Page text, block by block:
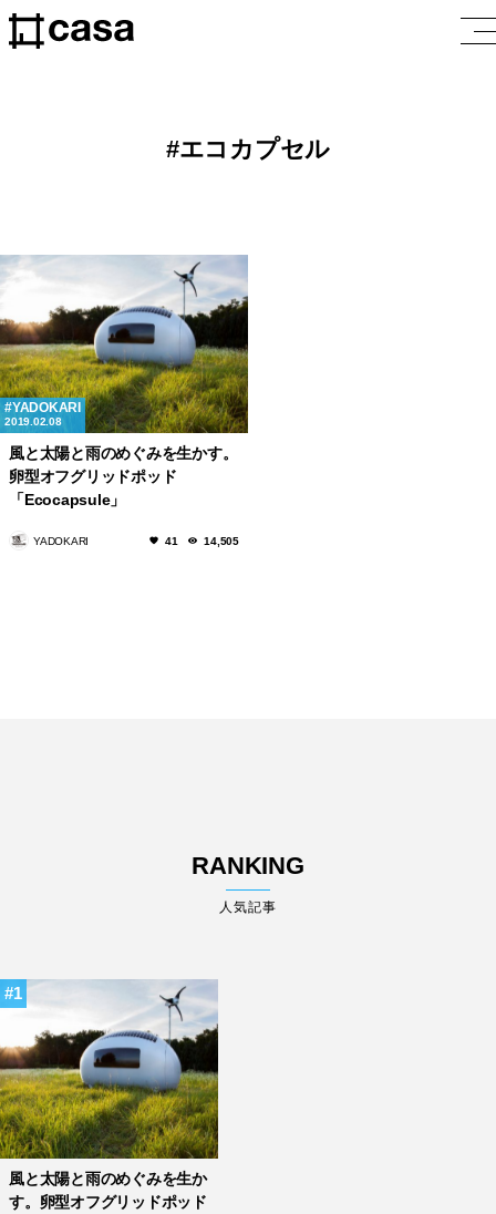
エコカプセル
YADOKARI
2019.02.08
風と太陽と雨のめぐみを生かす。
卵型オフグリッドポッド
「Ecocapsule」
YADOKARI 41 14,505
RANKING
人気記事
1
風と太陽と雨のめぐみを生か
す。卵型オフグリッドポッド